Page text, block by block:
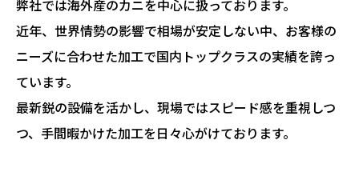
弊社では海外産のカニを中心に扱っております。
近年、世界情勢の影響で相場が安定しない中、お客様の
ニーズに合わせた加工で国内トップクラスの実績を誇っ
ています。
最新鋭の設備を活かし、現場ではスピード感を重視しつ
つ、手間暇かけた加工を日々心がけております。